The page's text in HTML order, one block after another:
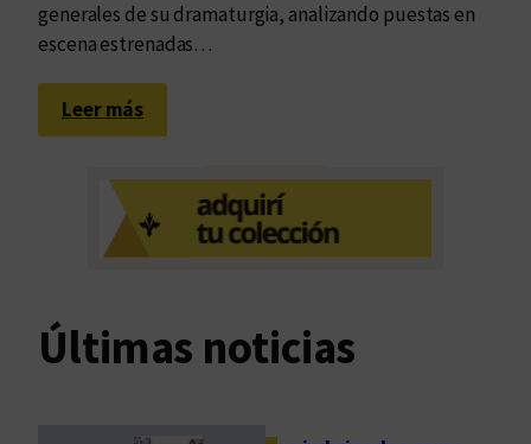
generales de su dramaturgia, analizando puestas en
escena estrenadas…
Leer más:
E
a
y
e
e
Últimas noticias